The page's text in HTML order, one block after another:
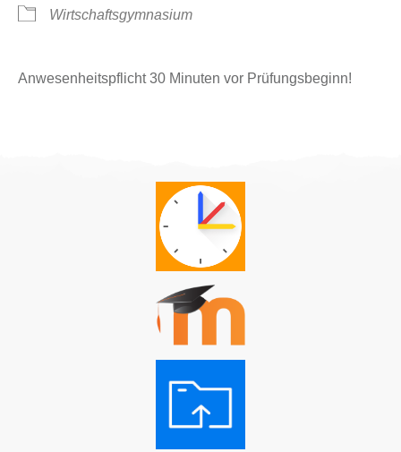
Wirtschaftsgymnasium
Anwesenheitspflicht 30 Minuten vor Prüfungsbeginn!